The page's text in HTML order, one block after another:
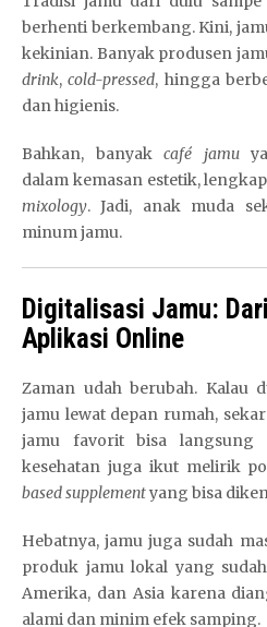
berhenti berkembang. Kini,
kekinian. Banyak produsen
drink,cold-pressed, hingga
dan higienis.
Bahkan, banyak café jamu
dalam kemasan estetik,
mixology. Jadi, anak muda
minum jamu.
Digitalisasi Jamu:
Aplikasi Online
Zaman udah berubah. Kalau
jamu lewat depan rumah,
jamu favorit bisa langsung
kesehatan juga ikut melirik
based supplementyang bisa
Hebatnya, jamu juga sudah
produk jamu lokal yang
Amerika, dan Asia karena
alami dan minim efek samping.